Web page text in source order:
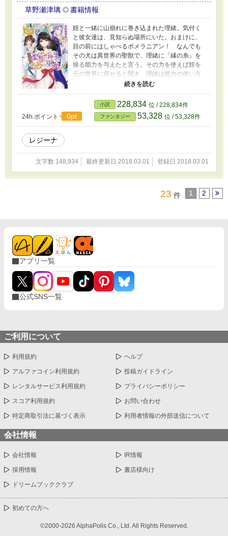
草野瀬津璃 書籍情報
姪と一緒に山崩れに巻き込まれた理緒。気付く
と彼女達は、見知らぬ場所にいた。おまけに、
目の前にはしゃべるポメラニアン！ なんでも
その犬は異世界の聖獣で、理緒に「縁の糸」を
操る能力を与えたと言う。その力を使えば姪を
元の世界に戻せると聞き、理緒は能力の使い方
を学ぼうとはりきる。しかし、そんな彼女に聖
彼と理緒とは嫌な感じの「黒い糸」で結ばれて
いた。彼との関係に悩みつつも、理緒は姪の為
に奮闘し――!?
24h.ポイント 0pt
小説 228,834 位 / 228,834件
ファンタジー 53,328 位 / 53,328件
レジーナ
文字数 148,934 最終更新日 2018.03.01 登録日 2018.03.01
23 件 1 2
アプリ一覧
公式SNS一覧
ご利用について
利用規約 ヘルプ
アルファコイン利用規約 投稿ガイドライン
レンタルサービス利用規約 プライバシーポリシー
スコア利用規約 お問い合わせ
特定商取引法に基づく表示 利用者情報の外部送信について
会社情報
会社情報 IR情報
採用情報 書店様向け
ドリームブッククラブ
初めての方へ
©2000-2026 AlphaPolis Co., Ltd. All Rights Reserved.